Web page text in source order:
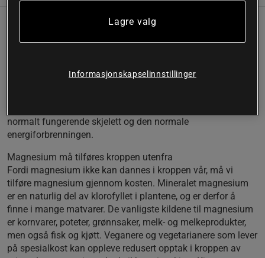
Solgars Magnesium Citrate inneholder mineralet
magnesium, som er viktig for å opprettholde normale
Magnesiumcitrat – et viktig mineral for kroppens knokler og
normalt fungerende skjelett og den normale
energiforbrenningen.
Magnesium må tilføres kroppen utenfra
Fordi magnesium ikke kan dannes i kroppen vår, må vi
tilføre magnesium gjennom kosten. Mineralet magnesium
er en naturlig del av klorofyllet i plantene, og er derfor å
finne i mange matvarer. De vanligste kildene til magnesium
er kornvarer, poteter, grønnsaker, melk- og melkeprodukter,
men også fisk og kjøtt. Veganere og vegetarianere som lever
på spesialkost kan oppleve redusert opptak i kroppen av
Lagre valg
Informasjonskapselinnstillinger